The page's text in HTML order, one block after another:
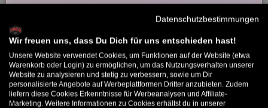
5318 Bewertungen
5318 266
Willkommensbonus
Willkommens-Rabattcode direkt per Mail zugeschickt.
Bis zu 11% Rabatt auf deine erste Bestellung. Aufgepasst: Du
kannst nur 1x wählen! 🤫
5% ab €80 9% ab €100 11% ab €150 🔥
Datenschutzbestimmungen
Wir freuen uns, dass Du Dich für uns entschieden hast!
Unsere Website verwendet Cookies, um Funktionen auf der Website (etwa
Warenkorb oder Login) zu ermöglichen, um das Nutzungsverhalten unserer
Website zu analysieren und stetig zu verbessern, sowie um Dir
personalisierte Angebote auf Werbeplattformen Dritter anzubieten. Zudem
liefern diese Cookies Erkenntnisse für Werbeanalysen und Affiliate-
Marketing. Weitere Informationen zu Cookies erhältst du in unserer